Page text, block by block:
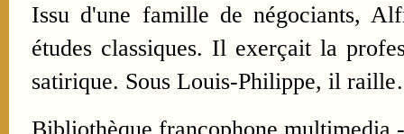
Issu d'une famille de négociants,
études classiques. Il exerçait la
satirique. Sous Louis-Philippe, il